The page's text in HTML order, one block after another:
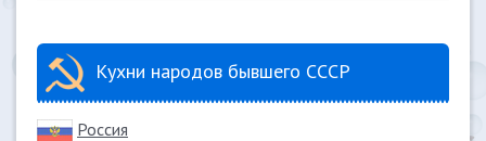
Кухни народов бывшего СССР
Россия